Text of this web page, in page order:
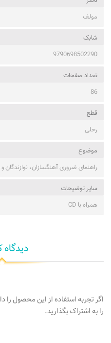
مولف
شابک
9790698502290
تعداد صفحات
86
قطع
رحلی
موضوع
راهنمای ضروری آهنگسازان، نوازندگان و
ساير توضيحات
همراه با CD
دیدگاه
اگر تجربه استفاده از این محصول را
را به اشتراک بگذارید.